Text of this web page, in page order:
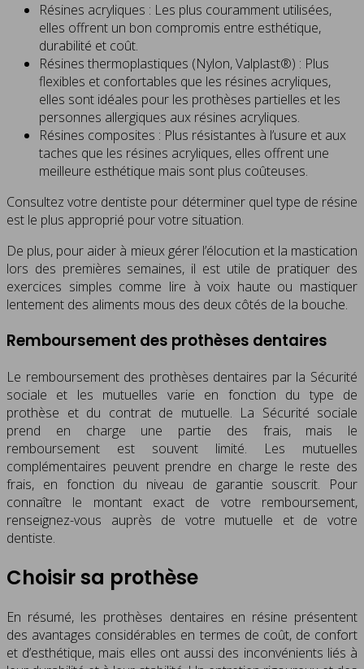
Résines acryliques : Les plus couramment utilisées,
elles offrent un bon compromis entre esthétique,
durabilité et coût.
Résines thermoplastiques (Nylon, Valplast®) : Plus
flexibles et confortables que les résines acryliques,
elles sont idéales pour les prothèses partielles et les
personnes allergiques aux résines acryliques.
Résines composites : Plus résistantes à l’usure et aux
taches que les résines acryliques, elles offrent une
meilleure esthétique mais sont plus coûteuses.
Consultez votre dentiste pour déterminer quel type de résine
est le plus approprié pour votre situation.
De plus, pour aider à mieux gérer l’élocution et la mastication
lors des premières semaines, il est utile de pratiquer des
exercices simples comme lire à voix haute ou mastiquer
lentement des aliments mous des deux côtés de la bouche.
Remboursement des prothèses dentaires
Le remboursement des prothèses dentaires par la Sécurité
sociale et les mutuelles varie en fonction du type de
prothèse et du contrat de mutuelle. La Sécurité sociale
prend en charge une partie des frais, mais le
remboursement est souvent limité. Les mutuelles
complémentaires peuvent prendre en charge le reste des
frais, en fonction du niveau de garantie souscrit. Pour
connaître le montant exact de votre remboursement,
renseignez-vous auprès de votre mutuelle et de votre
dentiste.
Choisir sa prothèse
En résumé, les prothèses dentaires en résine présentent
des avantages considérables en termes de coût, de confort
et d’esthétique, mais elles ont aussi des inconvénients liés à